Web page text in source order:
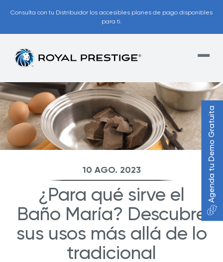
Consulta con tu Distribuidor los accesibles planes de pago disponibles
para ti.
10 AGO. 2023
¿Para qué sirve el
Baño María? Descubre
sus usos más allá de lo
tradicional
Agenda tu Demo Gratuita